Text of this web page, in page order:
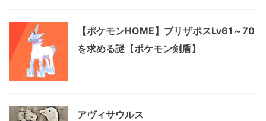
【ポケモンHOME】ブリザポスLv61～70
を求める謎【ポケモン剣盾】
アヴィサウルス